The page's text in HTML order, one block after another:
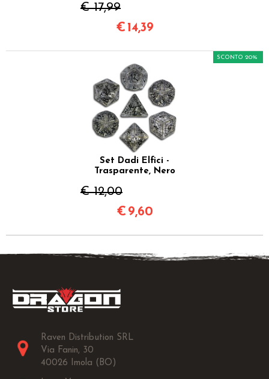
€ 17,99
€ 14,39
Set Dadi Elfici -
Trasparente, Nero
€ 12,00
SCONTO 20%
€ 9,60
Raven Distribution SRL
Via Fanin, 30
40026 Imola (BO)